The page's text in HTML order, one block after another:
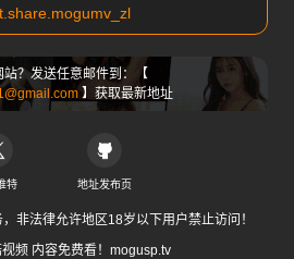
站？发送任意邮件到：【
】获取最新地址
特 地址发布页
非法律允许地区18岁以下用户禁止访问！
频 内容免费看！mogusp.tv